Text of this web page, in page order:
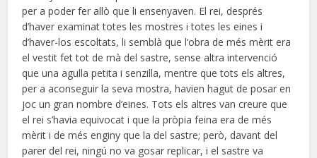
per a poder fer allò que li ensenyaven. El rei, després
d’haver examinat totes les mostres i totes les eines i
d’haver-los escoltats, li semblà que l’obra de més mèrit era
el vestit fet tot de mà del sastre, sense altra intervenció
que una agulla petita i senzilla, mentre que tots els altres,
per a aconseguir la seva mostra, havien hagut de posar en
joc un gran nombre d’eines. Tots els altres van creure que
el rei s’havia equivocat i que la pròpia feina era de més
mèrit i de més enginy que la del sastre; però, davant del
parer del rei, ningú no va gosar replicar, i el sastre va